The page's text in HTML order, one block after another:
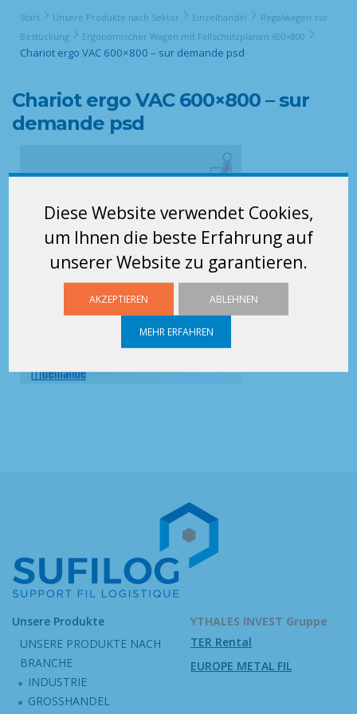
Diese Website verwendet Cookies,
um Ihnen die beste Erfahrung auf
unserer Website zu garantieren.
AKZEPTIEREN ABLEHNEN
MEHR ERFAHREN
Start Unsere Produkte nach Sektor Einzelhandel
Regalwagen zur
Bestückung
Ergonomischer Wagen mit Fallschutzplanen 600×800
Chariot ergo VAC 600×800 – sur demande psd
Chariot ergo VAC 600×800 – sur
demande psd
Unsere Produkte
UNSERE PRODUKTE NACH
BRANCHE
INDUSTRIE
GROSSHANDEL
YTHALES INVEST Gruppe
TER Rental
EUROPE METAL FIL